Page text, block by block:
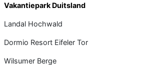
Vakantiepark Duitsland
Landal Hochwald
Dormio Resort Eifeler Tor
Wilsumer Berge